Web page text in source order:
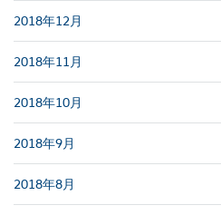
2018年12月
2018年11月
2018年10月
2018年9月
2018年8月